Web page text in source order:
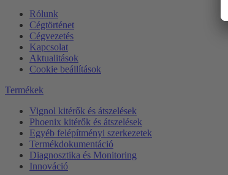
Rólunk
Cégtörténet
Cégvezetés
Kapcsolat
Aktualitások
Cookie beállítások
Termékek
Vignol kitérők és átszelések
Phoenix kitérők és átszelések
Egyéb felépítményi szerkezetek
Termékdokumentáció
Diagnosztika és Monitoring
Innováció